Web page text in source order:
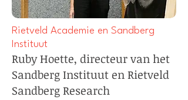
Rietveld Academie en Sandberg
Instituut
Ruby Hoette, directeur van het
Sandberg Instituut en Rietveld
Sandberg Research